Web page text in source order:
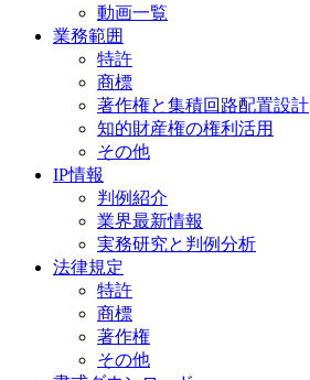
動画一覧
業務範囲
特許
商標
著作権と集積回路配置設計
知的財産権の権利活用
その他
IP情報
判例紹介
業界最新情報
実務研究と判例分析
法律規定
特許
商標
著作権
その他